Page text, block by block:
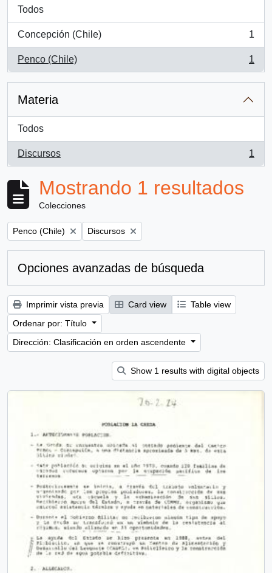
Todos
Concepción (Chile)
, 1 resultados
1
Penco (Chile)
, 1 resultados
1
Materia
Todos
Discursos
, 1 resultados
1
Mostrando 1 resultados
Colecciones
Remove filter:
Penco (Chile) Remove filter:
Discursos
Opciones avanzadas de búsqueda
Imprimir vista previa Card view
Table view
Ordenar por: Título
Dirección: Clasificación en orden ascendente
Show 1 results with digital objects